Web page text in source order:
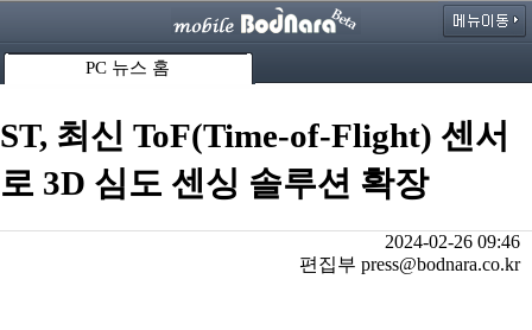
PC 뉴스 홈
ST, 최신 ToF(Time-of-Flight) 센서
로 3D 심도 센싱 솔루션 확장
2024-02-26 09:46
편집부 press@bodnara.co.kr